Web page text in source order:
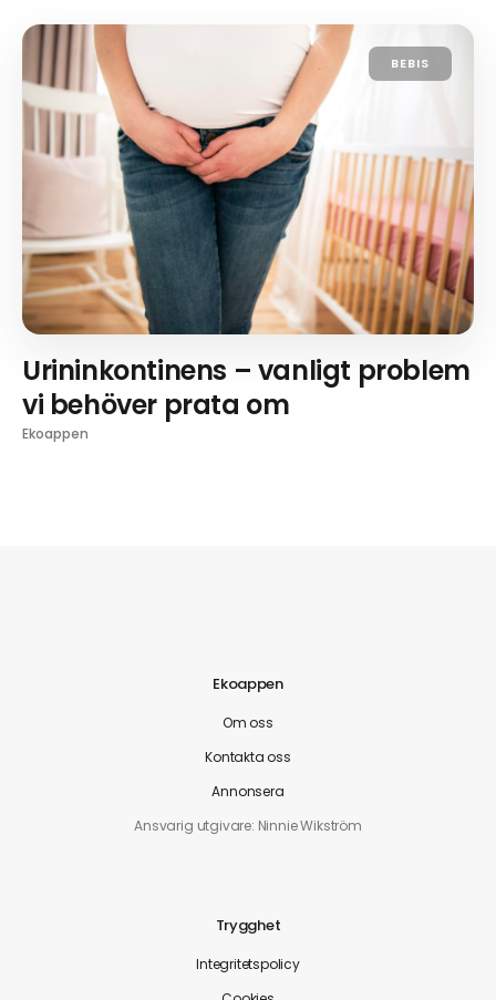
BEBIS
Urininkontinens – vanligt problem
vi behöver prata om
Ekoappen
Ekoappen
Om oss
Kontakta oss
Annonsera
Ansvarig utgivare: Ninnie Wikström
Trygghet
Integritetspolicy